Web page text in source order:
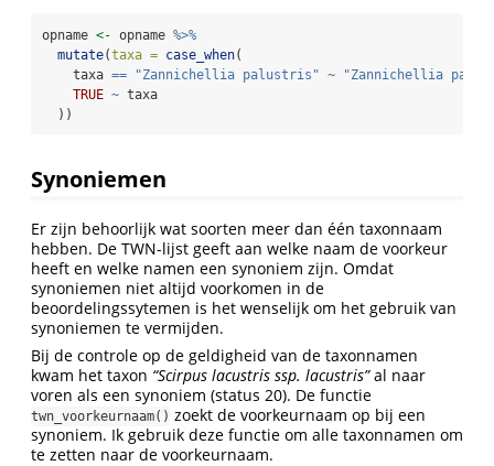
opname <- opname %>%
mutate(taxa = case_when(
    taxa
== "Zannichellia palustris" ~
"Zannichellia
TRUE ~ taxa
  ))
Synoniemen
Er zijn behoorlijk wat soorten meer dan één taxonnaam
hebben. De TWN-lijst geeft aan welke naam de voorkeur
heeft en welke namen een synoniem zijn. Omdat
synoniemen niet altijd voorkomen in de
beoordelingssytemen is het wenselijk om het gebruik van
synoniemen te vermijden.
Bij de controle op de geldigheid van de taxonnamen
kwam het taxon “Scirpus lacustris ssp. lacustris”al naar
voren als een synoniem (status 20). De functie
twn_voorkeurnaam() zoekt de voorkeurnaam op bij een
synoniem. Ik gebruik deze functie om alle taxonnamen om
te zetten naar de voorkeurnaam.